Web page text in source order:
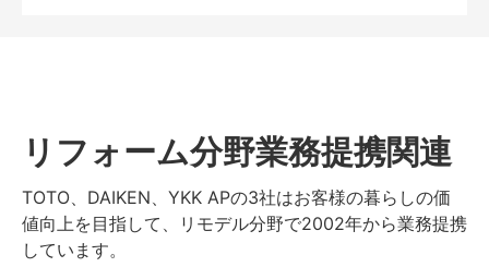
リフォーム分野業務提携関連
TOTO、DAIKEN、YKK APの3社はお客様の暮らしの価
値向上を目指して、リモデル分野で2002年から業務提携
しています。